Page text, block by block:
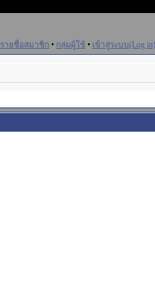
รายชื่อสมาชิก • กลุ่มผู้ใช้ • เข้าสู่ระบบ(Log in)